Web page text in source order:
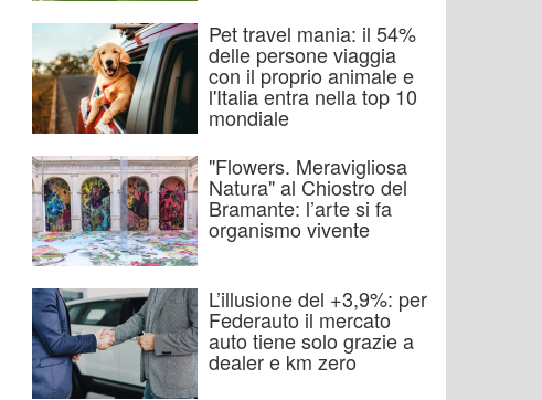
Pet travel mania: il 54%
delle persone viaggia
con il proprio animale e
l'Italia entra nella top 10
mondiale
"Flowers. Meravigliosa
Natura" al Chiostro del
Bramante: l’arte si fa
organismo vivente
L’illusione del +3,9%: per
Federauto il mercato
auto tiene solo grazie a
dealer e km zero